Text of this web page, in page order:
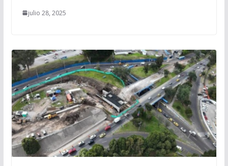
julio 28, 2025